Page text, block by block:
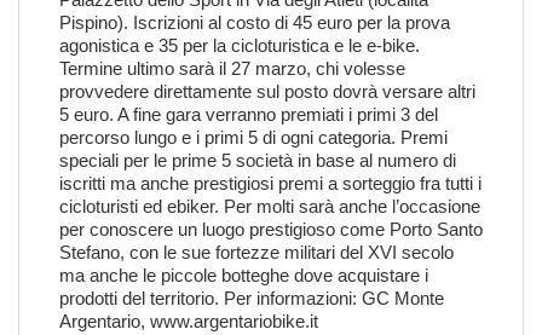
Pispino). Iscrizioni al costo di 45 euro per la prova
agonistica e 35 per la cicloturistica e le e-bike.
Termine ultimo sarà il 27 marzo, chi volesse
provvedere direttamente sul posto dovrà versare altri
5 euro. A fine gara verranno premiati i primi 3 del
percorso lungo e i primi 5 di ogni categoria. Premi
speciali per le prime 5 società in base al numero di
iscritti ma anche prestigiosi premi a sorteggio fra tutti i
cicloturisti ed ebiker. Per molti sarà anche l’occasione
per conoscere un luogo prestigioso come Porto Santo
Stefano, con le sue fortezze militari del XVI secolo
ma anche le piccole botteghe dove acquistare i
prodotti del territorio. Per informazioni: GC Monte
Argentario, www.argentariobike.it